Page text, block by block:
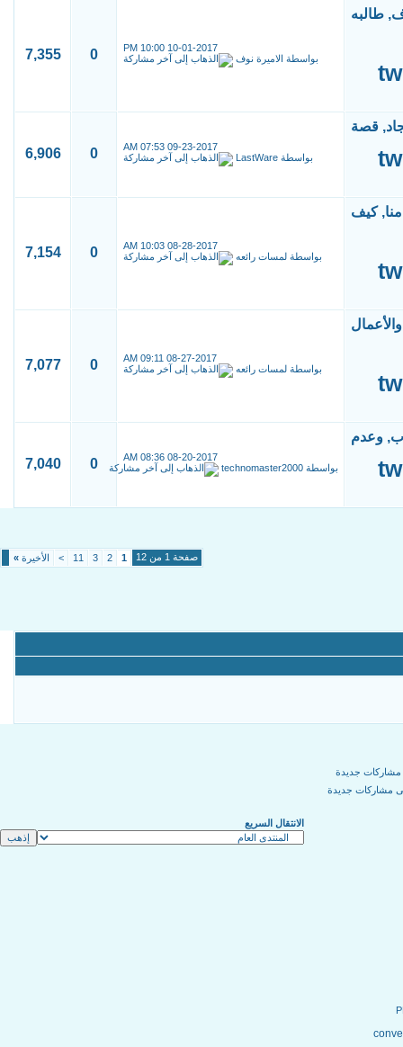
10-01-2017
10:00 PM
بواسطة الاميرة نوف 0
7,355
09-23-2017
07:53 AM
بواسطة LastWare
0
6,906
08-28-2017
10:03 AM
بواسطة لمسات رائعه 0
7,154
08-27-2017
09:11 AM
بواسطة لمسات رائعه 0
7,077
08-20-2017
08:36 AM
بواسطة technomaster2000
0
7,040
صفحة 1 من 12 1
2
3
11
> الأخيرة »
جديدة
مشاركات جديدة
الانتقال السريع